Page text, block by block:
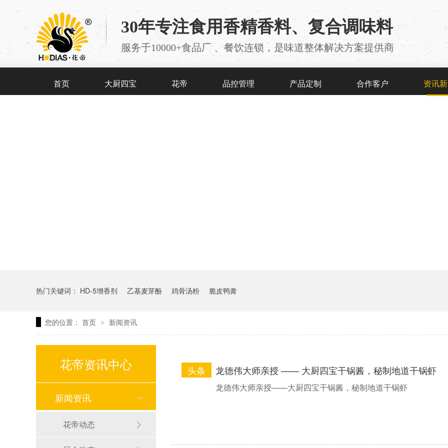
30年专注食用香精香料、复合调味料
服务于10000+食品厂 、餐饮连锁，是味道整体解决方案提供商
首页 大厨四宝 花帝 品控管理 产品定制 合作客户 资讯
热门关键词： HD-5增香剂 乙基麦芽酚 鸡骨汤粉 脆皮鸭膏
您的位置： 首页 > 新闻资讯
龙德伟大师亲授 —— 大厨四宝干锅酱，秘制地道干锅虾
头条
龙德伟大师亲授——大厨四宝干锅酱，秘制地道干锅虾
花帝资讯中心
新闻资讯
花帝动态